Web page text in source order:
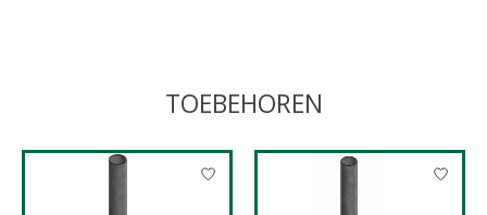
TOEBEHOREN
Items van productcarrousel